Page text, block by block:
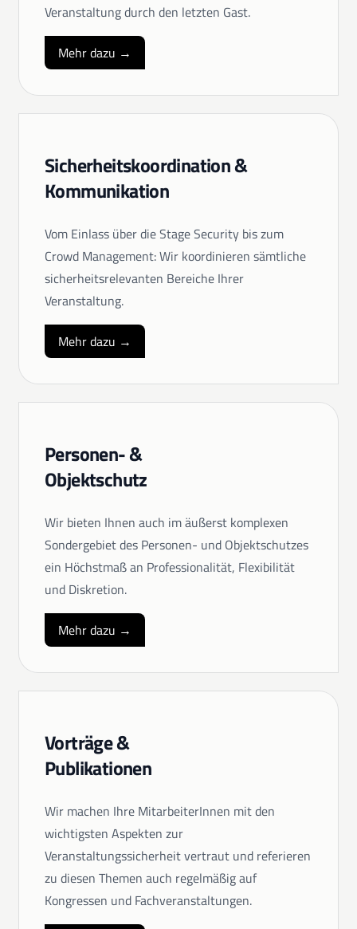
Veranstaltung durch den letzten Gast.
Mehr dazu →
Sicherheits­koordination &
Kommunikation
Vom Einlass über die Stage Security bis zum
Crowd Management: Wir koordinieren sämtliche
sicherheitsrelevanten Bereiche Ihrer
Veranstaltung.
Mehr dazu →
Personen- &
Objektschutz
Wir bieten Ihnen auch im äußerst komplexen
Sondergebiet des Personen- und Objektschutzes
ein Höchstmaß an Professionalität, Flexibilität
und Diskretion.
Mehr dazu →
Vorträge &
Publikationen
Wir machen Ihre MitarbeiterInnen mit den
wichtigsten Aspekten zur
Veranstaltungssicherheit vertraut und referieren
zu diesen Themen auch regelmäßig auf
Kongressen und Fachveranstaltungen.